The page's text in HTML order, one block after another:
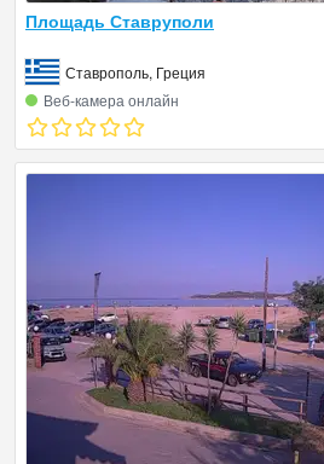
Площадь Ставруполи
Ставрополь, Греция
Веб‑камера онлайн